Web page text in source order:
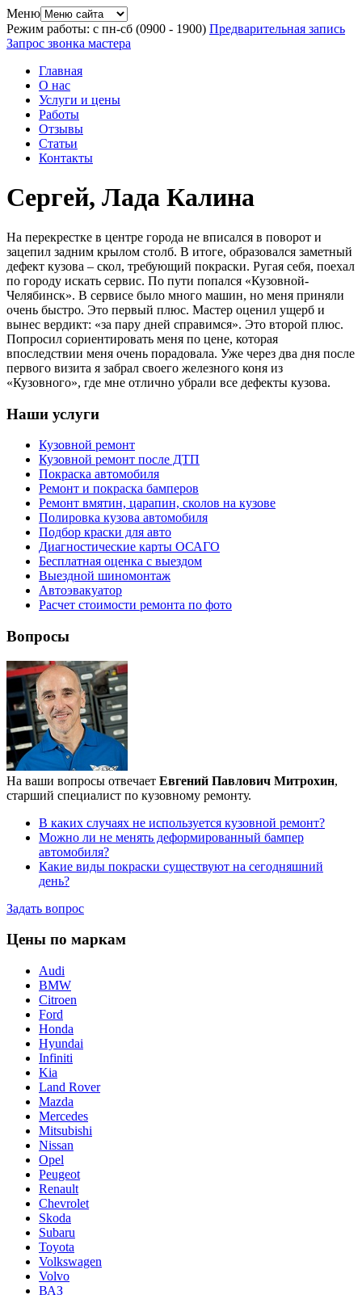
Меню
Режим работы: с пн-сб (0900 - 1900) Предварительная запись
Запрос звонка мастера
Главная
О нас
Услуги и цены
Работы
Отзывы
Статьи
Контакты
Сергей, Лада Калина
На перекрестке в центре города не вписался в поворот и
зацепил задним крылом столб. В итоге, образовался заметный
дефект кузова – скол, требующий покраски. Ругая себя, поехал
по городу искать сервис. По пути попался «Кузовной-
Челябинск». В сервисе было много машин, но меня приняли
очень быстро. Это первый плюс. Мастер оценил ущерб и
вынес вердикт: «за пару дней справимся». Это второй плюс.
Попросил сориентировать меня по цене, которая
впоследствии меня очень порадовала. Уже через два дня после
первого визита я забрал своего железного коня из
«Кузовного», где мне отлично убрали все дефекты кузова.
Наши услуги
Кузовной ремонт
Кузовной ремонт после ДТП
Покраска автомобиля
Ремонт и покраска бамперов
Ремонт вмятин, царапин, сколов на кузове
Полировка кузова автомобиля
Подбор краски для авто
Диагностические карты ОСАГО
Бесплатная оценка с выездом
Выездной шиномонтаж
Автоэвакуатор
Расчет стоимости ремонта по фото
Вопросы
На ваши вопросы отвечает Евгений Павлович Митрохин,
старший специалист по кузовному ремонту.
В каких случаях не используется кузовной ремонт?
Можно ли не менять деформированный бампер
автомобиля?
Какие виды покраски существуют на сегодняшний
день?
Задать вопрос
Цены по маркам
Audi
BMW
Citroen
Ford
Honda
Hyundai
Infiniti
Kia
Land Rover
Mazda
Merсedes
Mitsubishi
Nissan
Opel
Peugeot
Renault
Chevrolet
Skoda
Subaru
Toyota
Volkswagen
Volvo
ВАЗ